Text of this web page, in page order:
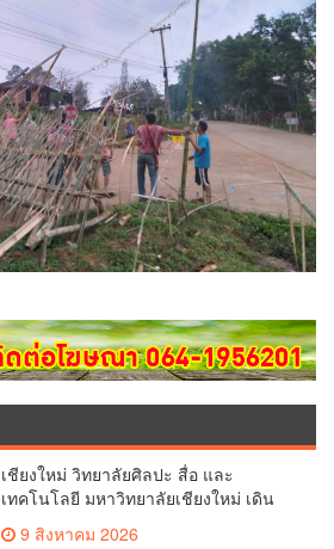
เชียงใหม่ วิทยาลัยศิลปะ สื่อ และ
เทคโนโลยี มหาวิทยาลัยเชียงใหม่ เดิน
หน้าสร้างแรงบันดาลใจจัดกิจกรรม
9 สิงหาคม 2026